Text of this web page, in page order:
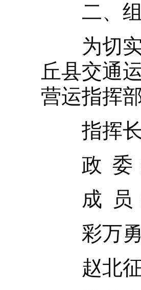
二、组
为切实
丘县交通
营运指挥
指挥长
政 委：
成 员：
彩万勇
赵北征